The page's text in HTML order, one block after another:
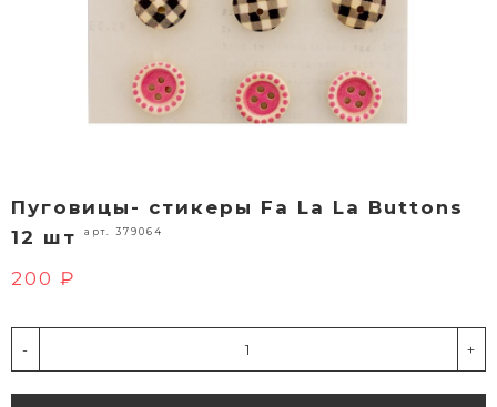
Пуговицы- стикеры Fa La La Buttons
12 шт
арт. 379064
200 ₽
- +